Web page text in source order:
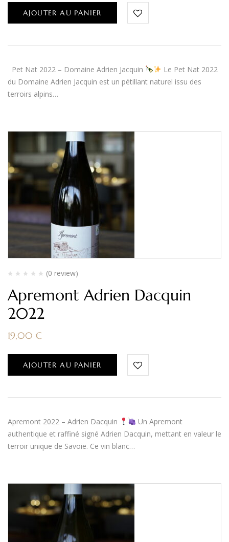
AJOUTER AU PANIER
Pet Nat 2022 – Domaine Adrien Jacquin
Le Pet Nat 2022
du Domaine Adrien Jacquin est un pétillant naturel issu des
terroirs alpins…
(0 review)
Apremont Adrien Dacquin
2022
19,00 €
AJOUTER AU PANIER
Apremont 2022 – Adrien Dacquin
Un Apremont
authentique et raffiné signé Adrien Dacquin, mettant en valeur le
terroir unique de Savoie. Ce vin blanc…